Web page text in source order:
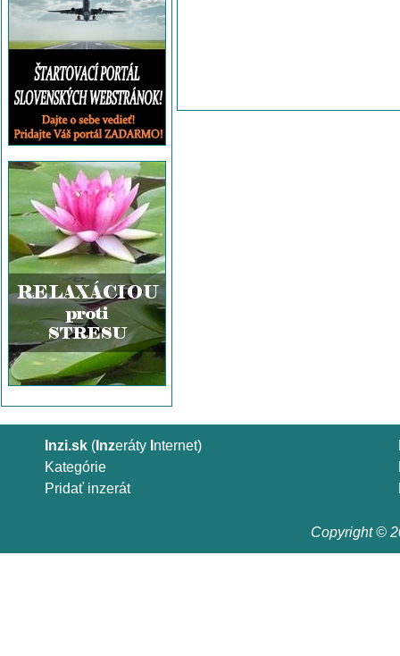
Inzi.sk ( Inzeráty nternet)
Kategórie
Pridať inzerát
Copyright ©